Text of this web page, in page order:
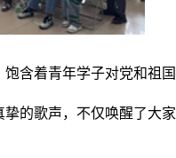
含着青年学子对党和祖国
的歌声，不仅唤醒了大家